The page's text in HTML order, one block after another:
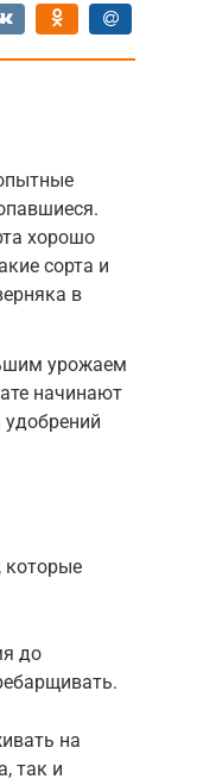
хорошо
сорта и
в
урожаем
начинают
удобрений
которые
до
на
так и